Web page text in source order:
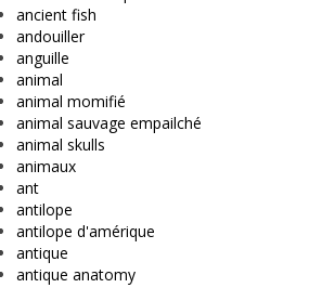
ancient fish
andouiller
anguille
animal
animal momifié
animal sauvage empailché
animal skulls
animaux
ant
antilope
antilope d'amérique
antique
antique anatomy